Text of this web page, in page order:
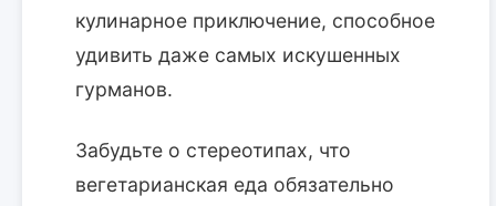
кулинарное приключение, способное
удивить даже самых искушенных
гурманов.
Забудьте о стереотипах, что
вегетарианская еда обязательно